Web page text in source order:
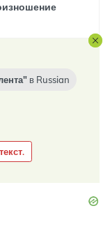
в Russian